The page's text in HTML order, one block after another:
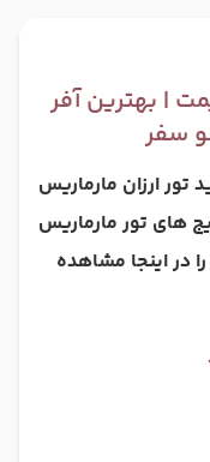
| بهترین آفر
سفر
تور ارزان مارماریس
های تور مارماریس
در اینجا مشاهده